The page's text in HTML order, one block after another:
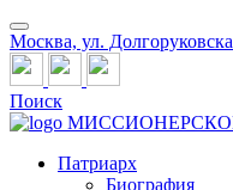
Москва, ул.
Поиск
Патриарх
Биография